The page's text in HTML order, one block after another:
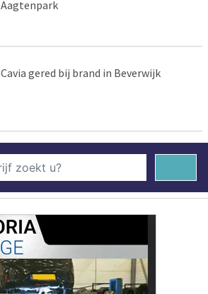
Aagtenpark
Cavia gered bij brand in Beverwijk